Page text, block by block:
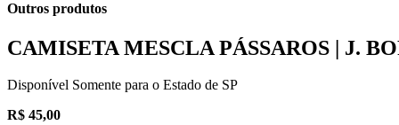
Outros produtos
CAMISETA MESCLA PÁSSAROS | J.
Disponível Somente para o Estado de SP
R$ 45,00